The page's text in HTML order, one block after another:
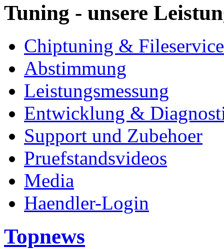
Tuning - unsere
Chiptuning & Fileservice
Abstimmung
Leistungsmessung
Entwicklung &
Support und Zubehoer
Pruefstandsvideos
Media
Haendler-Login
Topnews